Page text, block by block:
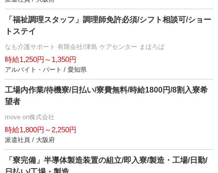
「福祉調理スタッフ」調理師免許必須/シフト相談可/ショー
トステイ
なも介護サポート 有限会社/津島 ケアセンター まほろば
時給1,250円～1,350円
アルバイト・パート / 愛知県
工場内作業/待機寮/日払い/寮費無料/時給1800円/8割入寮希
望者
move on株式会社
時給1,800円～2,250円
派遣社員 / 大阪府
「寮完備」半導体製造装置の組立/即入寮/製造・工場/日勤/